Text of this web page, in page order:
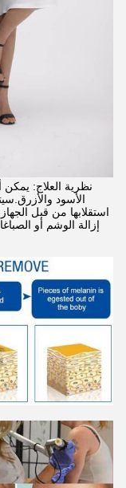
نظرية العلاج:
الأسود
استقلابها من قبل
إزالة الوشم أو